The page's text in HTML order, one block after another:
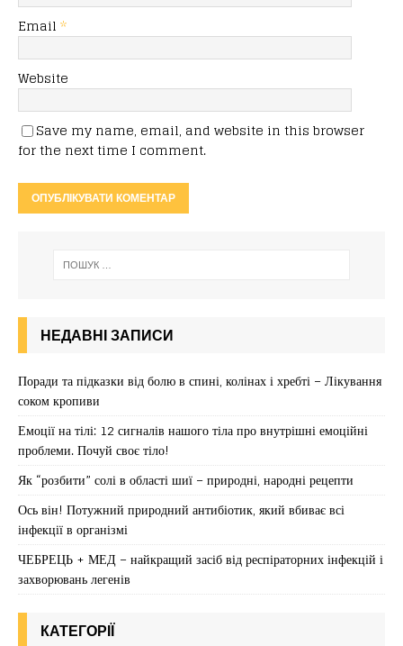
Email *
Website
Save my name, email, and website in this browser
for the next time I comment.
НЕДАВНІ ЗАПИСИ
Поради та підказки від болю в спині, колінах і хребті – Лікування
соком кропиви
Емоції на тілі: 12 сигналів нашого тіла про внутрішні емоційні
проблеми. Почуй своє тіло!
Як “розбити” солі в області шиї – природні, народні рецепти
Ось він! Потужний природний антибіотик, який вбиває всі
інфекції в організмі
ЧЕБРЕЦЬ + МЕД – найкращий засіб від респіраторних інфекцій і
захворювань легенів
КАТЕГОРІЇ